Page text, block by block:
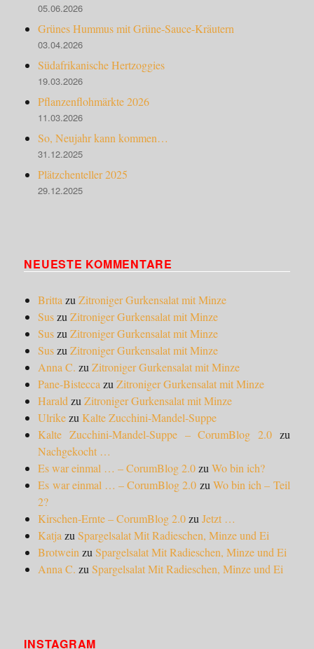
05.06.2026
Grünes Hummus mit Grüne-Sauce-Kräutern
03.04.2026
Südafrikanische Hertzoggies
19.03.2026
Pflanzenflohmärkte 2026
11.03.2026
So, Neujahr kann kommen…
31.12.2025
Plätzchenteller 2025
29.12.2025
NEUESTE KOMMENTARE
Britta zuZitroniger Gurkensalat mit Minze
SuszuZitroniger Gurkensalat mit Minze
SuszuZitroniger Gurkensalat mit Minze
SuszuZitroniger Gurkensalat mit Minze
Anna C. zuZitroniger Gurkensalat mit Minze
Pane-Bistecca zuZitroniger Gurkensalat mit Minze
Harald zuZitroniger Gurkensalat mit Minze
UlrikezuKalte Zucchini-Mandel-Suppe
Kalte Zucchini-Mandel-Suppe – CorumBlog 2.0zu
Nachgekocht …
Es war einmal … – CorumBlog 2.0zuWo bin ich?
Es war einmal … – CorumBlog 2.0 zu Wo bin ich – Teil
2?
Kirschen-Ernte – CorumBlog 2.0zuJetzt …
Katja zuSpargelsalat Mit Radieschen, Minze und Ei
Brotwein zuSpargelsalat Mit Radieschen, Minze und Ei
Anna C. zuSpargelsalat Mit Radieschen, Minze und Ei
INSTAGRAM